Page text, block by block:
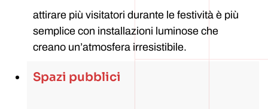
attirare più visitatori durante le festività è più
semplice con installazioni luminose che
creano un’atmosfera irresistibile.
Spazi pubblici